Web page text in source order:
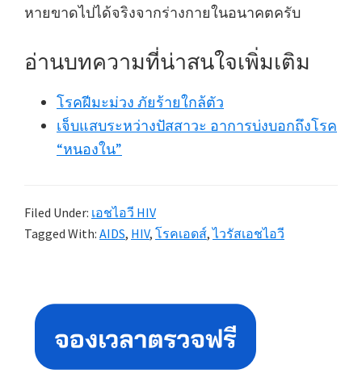
หายขาดไปได้จริงจากร่างกายในอนาคตครับ
อ่านบทความที่น่าสนใจเพิ่มเติม
โรคฝีมะม่วง ภัยร้ายใกล้ตัว
เจ็บแสบระหว่างปัสสาวะ อาการบ่งบอกถึงโรค
“หนองใน”
Filed Under: เอชไอวี HIV
Tagged With: AIDS, HIV, โรคเอดส์,ไวรัสเอชไอวี
Sidebar